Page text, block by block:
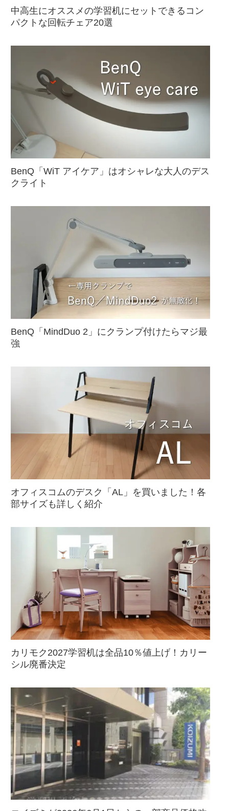
中高生にオススメの学習机にセットできるコン
パクトな回転チェア20選
BenQ「WiT アイケア」はオシャレな大人のデス
クライト
BenQ「MindDuo 2」にクランプ付けたらマジ最
強
オフィスコムのデスク「AL」を買いました！各
部サイズも詳しく紹介
カリモク2027学習机は全品10％値上げ！カリー
シル廃番決定